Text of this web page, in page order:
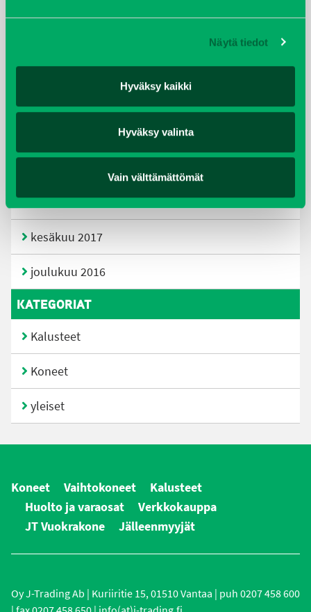
Näytä tiedot
Hyväksy kaikki
Hyväksy valinta
Vain välttämättömät
helmikuu 2019
heinäkuu 2017
kesäkuu 2017
joulukuu 2016
KATEGORIAT
Kalusteet
Koneet
yleiset
Koneet Vaihtokoneet
Kalusteet
Huolto ja varaosat
Verkkokauppa
JT Vuokrakone
Jälleenmyyjät
Oy J-Trading Ab | Kuriiritie 15, 01510 Vantaa | puh 0207 458 600